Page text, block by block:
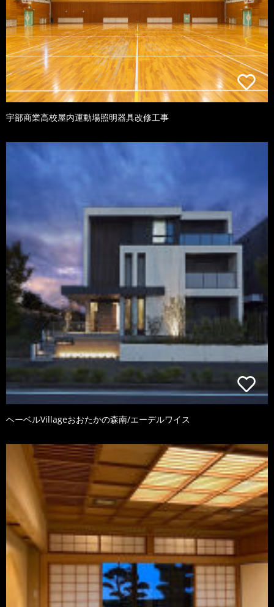
宇部商業高校屋内運動場照明器具改修工事
ヘーベルVillageおおたかの森南/エーデルワイス